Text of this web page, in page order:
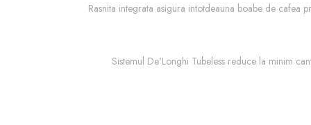
Rasnita integrata asigura intotdeauna boabe de cafea
Sistemul De'Longhi Tubeless reduce la minim